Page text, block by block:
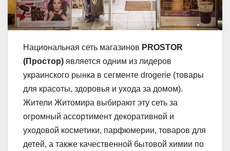
Национальная сеть магазинов PROSTOR
(Простор) является одним из лидеров
украинского рынка в сегменте drogerie (товары
для красоты, здоровья и ухода за домом).
Жители Житомира выбирают эту сеть за
огромный ассортимент декоративной и
уходовой косметики, парфюмерии, товаров для
детей, а также качественной бытовой химии по